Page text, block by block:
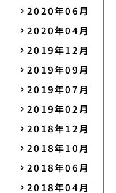
2020年06月
2020年04月
2019年12月
2019年09月
2019年07月
2019年02月
2018年12月
2018年10月
2018年06月
2018年04月